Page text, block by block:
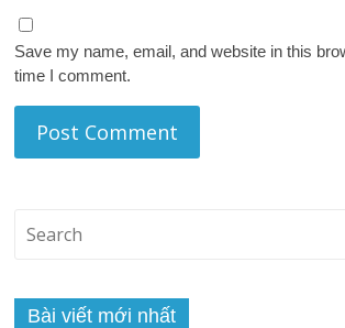
Save my name, email, and website in this
time I comment.
Bài viết mới nhất